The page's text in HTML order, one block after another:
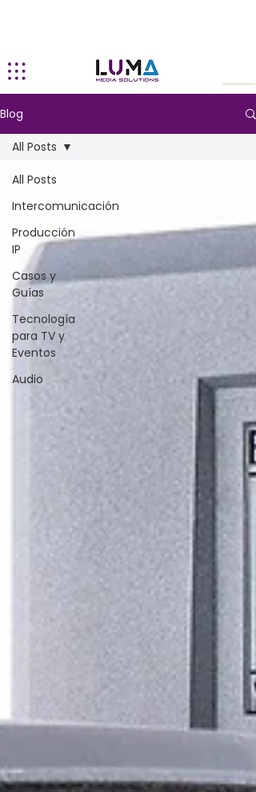
Blog
All Posts
Intercomunicación
Producción
IP
Casos y
Guías
Tecnología
para TV y
Eventos
Audio
All Posts